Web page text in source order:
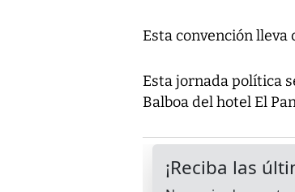
Esta convención lleva
Esta jornada política
Balboa del hotel El